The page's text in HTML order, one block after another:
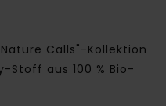
Calls"-Kollektion
Stoff aus 100 % Bio-